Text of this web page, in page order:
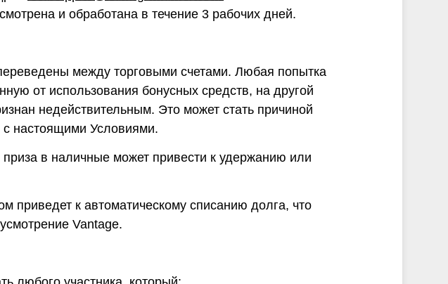
и обработана в течение 3 рабочих дней.
между торговыми счетами. Любая попытка
от использования бонусных средств, на другой
недействительным. Это может стать причиной
с настоящими Условиями.
в наличные может привести к удержанию или
приведет к автоматическому списанию долга, что
Vantage.